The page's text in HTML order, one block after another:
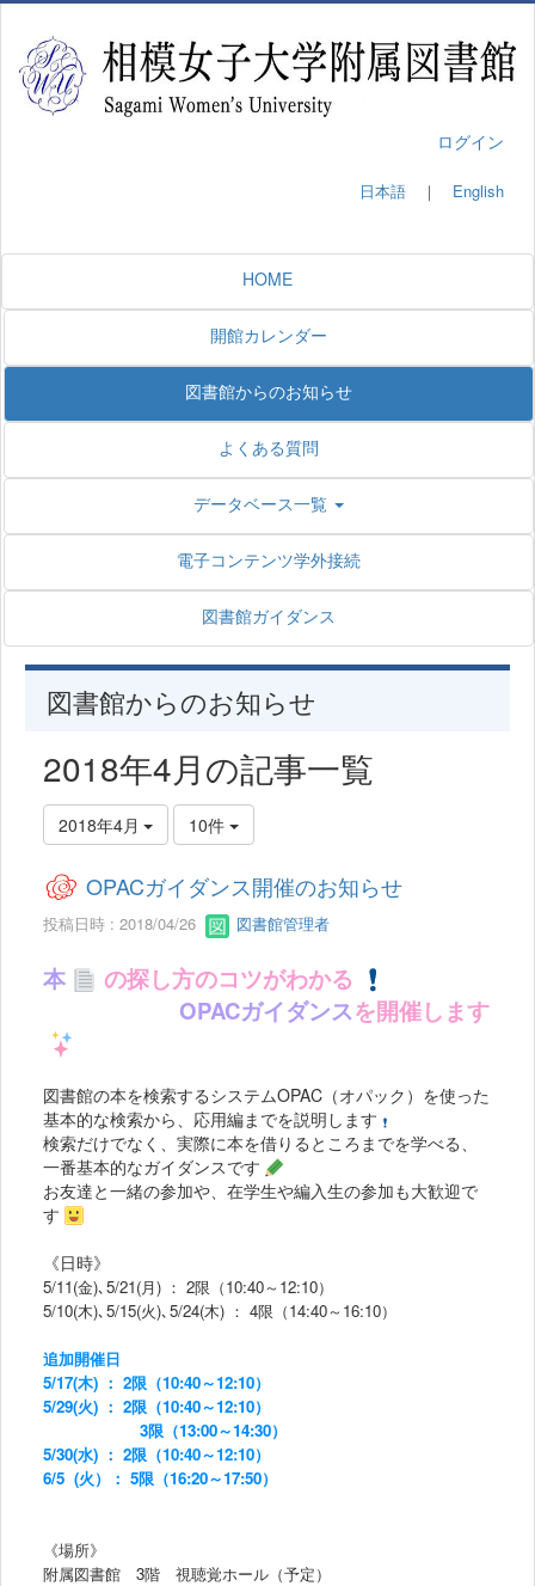
ログイン
日本語 ｜ English
HOME
開館カレンダー
図書館からのお知らせ
よくある質問
データベース一覧
電子コンテンツ学外接続
図書館ガイダンス
図書館からのお知らせ
2018年4月の記事一覧
2018年4月 10件
OPACガイダンス開催のお知らせ
投稿日時 : 2018/04/26 図書館管理者
本
の探し方のコツがわかる
OPACガイダンスを開催します
図書館の本を検索するシステムOPAC（オパック）を使った
基本的な検索から、応用編までを説明します
検索だけでなく、実際に本を借りるところまでを学べる、
一番基本的なガイダンスです
お友達と一緒の参加や、在学生や編入生の参加も大歓迎で
す
《日時》
5/11(金)､5/21(月) ： 2限（10:40～12:10）
5/10(木)､5/15(火)､5/24(木) ： 4限（14:40～16:10）
追加開催日
5/17(木) ： 2限（10:40～12:10）
5/29(火) ： 2限 （10:40～12:10）
3限 （13:00～14:30）
5/30(水) ： 2限（10:40～12:10）
6/5 (火）： 5限（16:20～17:50）
《場所》
附属図書館 3階 視聴覚ホール（予定）